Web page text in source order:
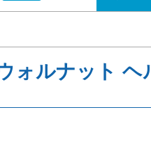
ォルナット ヘ